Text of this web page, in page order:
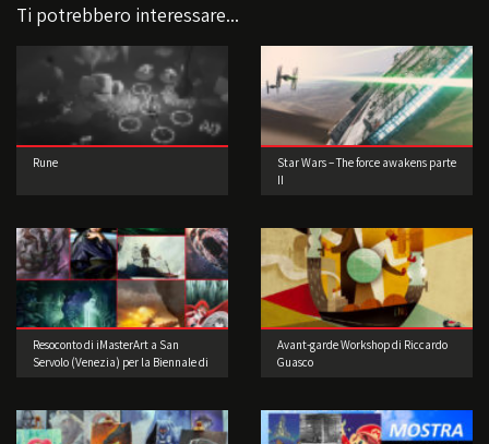
Ti potrebbero interessare...
Rune
Star Wars – The force awakens parte
II
Resoconto di iMasterArt a San
Servolo (Venezia) per la Biennale di
Avant-garde Workshop di Riccardo
Guasco